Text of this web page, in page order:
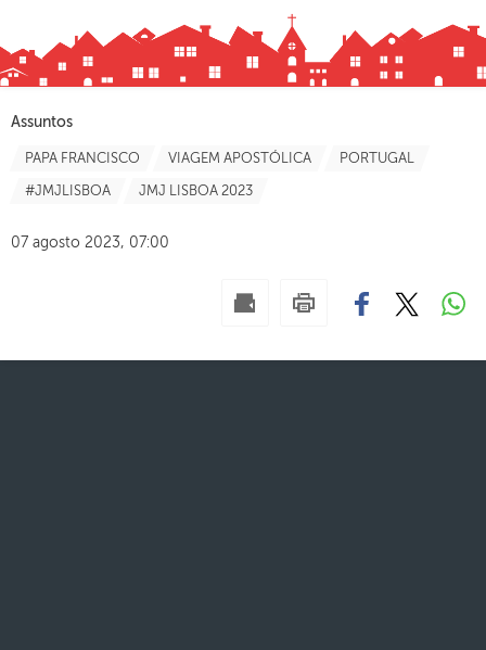
Assuntos
PAPA FRANCISCO VIAGEM APOSTÓLICA PORTUGAL
#JMJLISBOA JMJ LISBOA 2023
07 agosto 2023, 07:00